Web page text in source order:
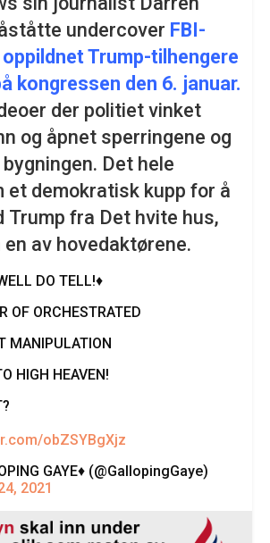
undercover FBI-
Trump-tilhengere
kongressen den 6. januar.
der politiet vinket
og åpnet sperringene og
Det hele
et demokratisk kupp for å
Trump fra Det hvite hus,
en av hovedaktørene.
DO TELL!♦️
OF ORCHESTRATED
MANIPULATION
HIGH HEAVEN!
obZSYBgXjz
GAYE♦️ (@GallopingGaye)
2021